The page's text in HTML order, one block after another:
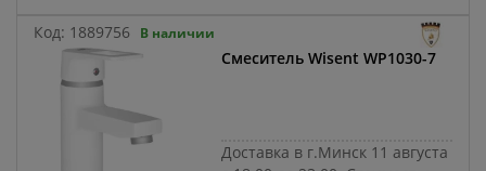
Код: 1889756 В наличии
Смеситель Wisent WP1030-7
Доставка в г.Минск 11 августа